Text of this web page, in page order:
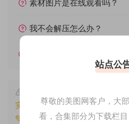
素材图片是在线观看吗？
我不会解压怎么办？
本文资源仅供个人参考学习
实将封禁账号权限！
💚本文资源均来源网友分享，
站点公
尊敬的美图网客户，大
看，合集部分为下载栏